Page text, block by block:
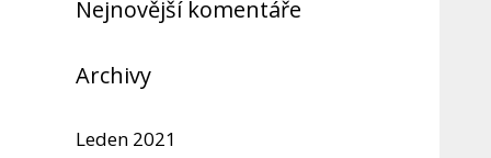
Nejnovější komentáře
Archivy
Leden 2021